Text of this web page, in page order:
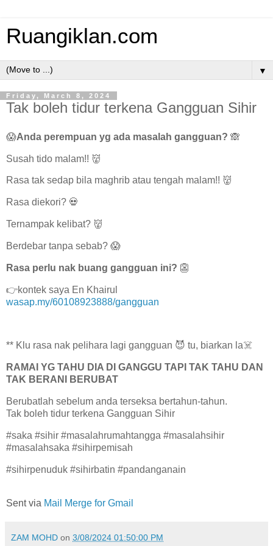
Ruangiklan.com
▼
Friday, March 8, 2024
Tak boleh tidur terkena Gangguan Sihir
😱Anda perempuan yg ada masalah gangguan? 🙈
Susah tido malam!! 👹
Rasa tak sedap bila maghrib atau tengah malam!! 👹
Rasa diekori? 💀
Ternampak kelibat? 👹
Berdebar tanpa sebab? 😱
Rasa perlu nak buang gangguan ini? 👺
👉kontek saya En Khairul
wasap.my/60108923888/gangguan
** Klu rasa nak pelihara lagi gangguan 😈 tu, biarkan la☠️
RAMAI YG TAHU DIA DI GANGGU TAPI TAK TAHU DAN
TAK BERANI BERUBAT
Berubatlah sebelum anda terseksa bertahun-tahun.
Tak boleh tidur terkena Gangguan Sihir
#saka #sihir #masalahrumahtangga #masalahsihir
#masalahsaka #sihirpemisah
#sihirpenuduk #sihirbatin #pandanganain
Sent via Mail Merge for Gmail
ZAM MOHD on 3/08/2024 01:50:00 PM